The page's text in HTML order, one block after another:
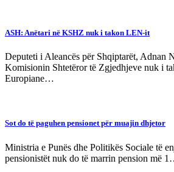
ASH: Anëtari në KSHZ nuk i takon LEN-it
Deputeti i Aleancës për Shqiptarët, Adnan
Komisionin Shtetëror të Zgjedhjeve nuk i
Europiane…
Sot do të paguhen pensionet për muajin dhjetor
Ministria e Punës dhe Politikës Sociale të
pensionistët nuk do të marrin pension më